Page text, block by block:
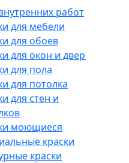
работ
для мебели
для обоев
для окон и дверей
для пола
для потолка
для стен и
моющиеся
краски
краски